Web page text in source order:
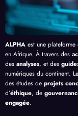
ALPHA est une
en Afrique. À travers des
des analyses, et des
numériques du continent.
des études de projets
d’éthique, de
engagée.